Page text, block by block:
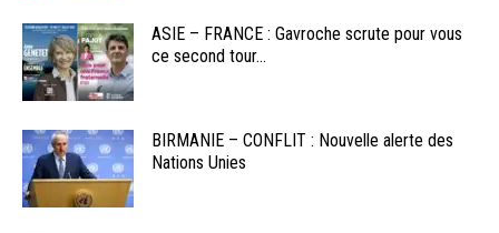
ASIE – FRANCE : Gavroche scrute pour vous
ce second tour...
BIRMANIE – CONFLIT : Nouvelle alerte des
Nations Unies